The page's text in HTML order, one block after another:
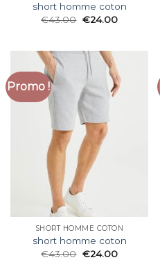
short homme coton
€43.00 €24.00
Promo !
SHORT HOMME COTON
short homme coton
€43.00 €24.00